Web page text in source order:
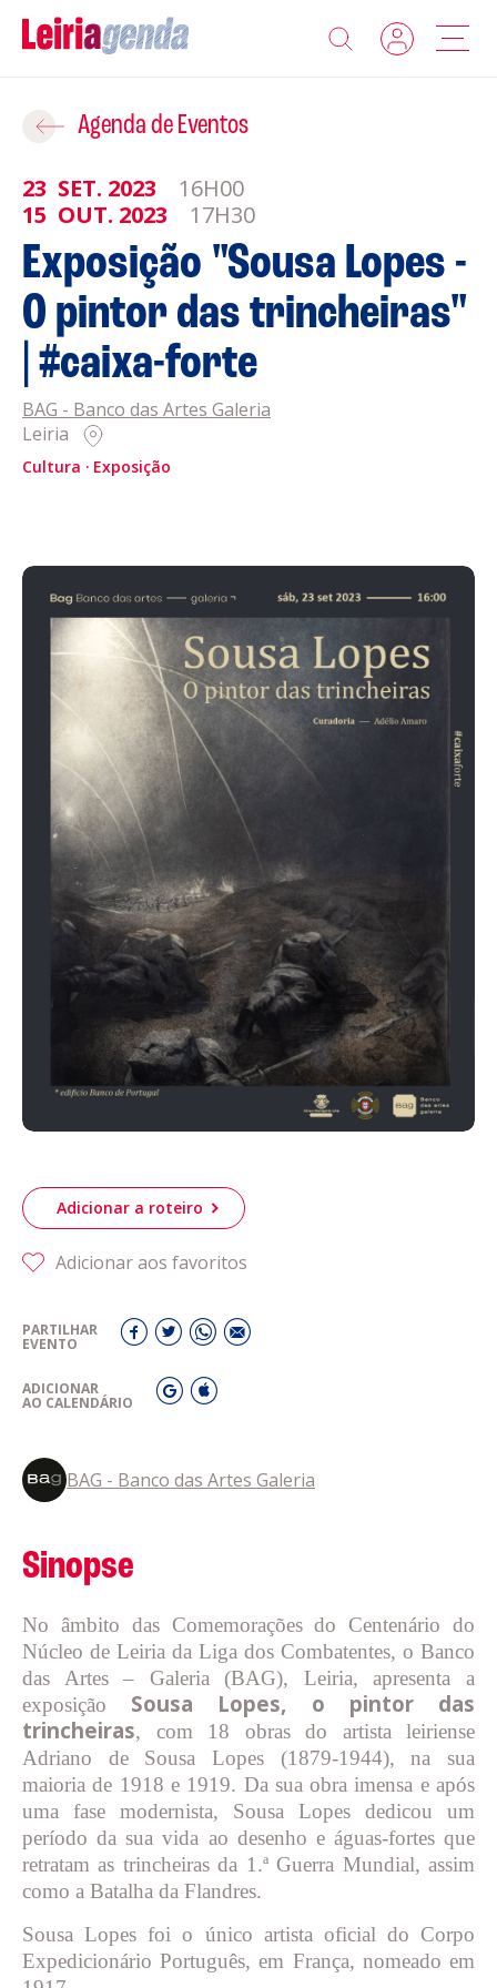
Agenda
Sobre a Leiriagenda
Promotores
Clubes Desportivos
Contactos
Informações
Política de Privacidade
Agenda de Eventos
23 SET. 2023
16H00
15 OUT. 2023 17H30
Exposição "Sousa Lopes -
O pintor das trincheiras"
| #caixa-forte
BAG - Banco das Artes Galeria
Leiria
Cultura Exposição
Adicionar a roteiro
Adicionar aos favoritos
PARTILHAR
EVENTO
ADICIONAR
AO CALENDÁRIO
BAG - Banco das Artes Galeria
Sinopse
No âmbito das Comemorações do Centenário do
Núcleo de Leiria da Liga dos Combatentes, o Banco
das Artes – Galeria (BAG), Leiria, apresenta a
exposição Sousa Lopes, o pintor das
trincheiras, com 18 obras do artista leiriense
Adriano de Sousa Lopes (1879-1944), na sua
maioria de 1918 e 1919. Da sua obra imensa e após
uma fase modernista, Sousa Lopes dedicou um
período da sua vida ao desenho e águas-fortes que
retratam as trincheiras da 1.ª Guerra Mundial, assim
como a Batalha da Flandres.
Sousa Lopes foi o único artista oficial do Corpo
Expedicionário Português, em França, nomeado em
Adicionar ao Roteiro
ROTEIROS EXISTENTES
CRIAR NOVO
Gravar